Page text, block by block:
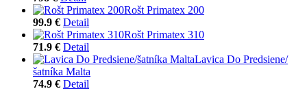
Rošt Primatex 200
99.9 € Detail
Rošt Primatex 310
71.9 € Detail
Lavica Do Predsiene/
šatníka Malta
74.9 € Detail